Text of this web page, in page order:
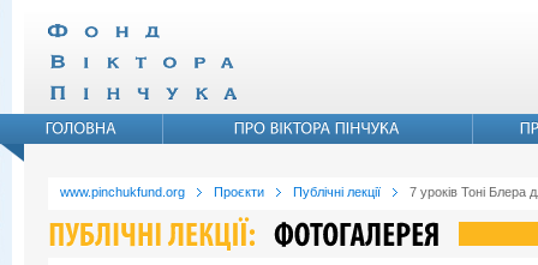
www.pinchukfund.org Проєкти Публічні лекції 7 уроків Тоні Блера